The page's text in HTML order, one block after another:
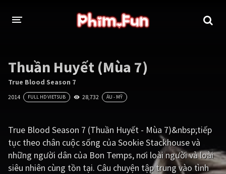
THỂ LOẠI
Thần thoại - Cổ trang
Tâm lý Chiến tranh
Kinh dị Tội phạm - Hình sự
Phiêu lưu Hài hước
Thuần Huyết (Mùa 7)
True Blood Season 7
2014 FULL HD VIETSUB 28,732 ÂU - MỸ
True Blood Season 7 (Thuần Huyết - Mùa 7)&nbsp;tiếp
tục theo chân cuộc sống của Sookie Stackhouse và
những người dân của Bon Temps, nơi loài người và loài
siêu nhiên cùng tồn tại. Câu chuyện tập trung vào tình